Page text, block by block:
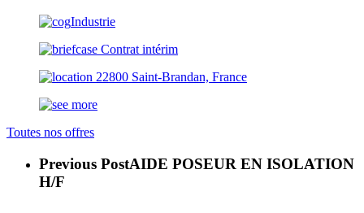
Industrie
Contrat intérim
22800 Saint-Brandan, France
Toutes nos offres
Previous PostAIDE POSEUR EN ISOLATION
H/F